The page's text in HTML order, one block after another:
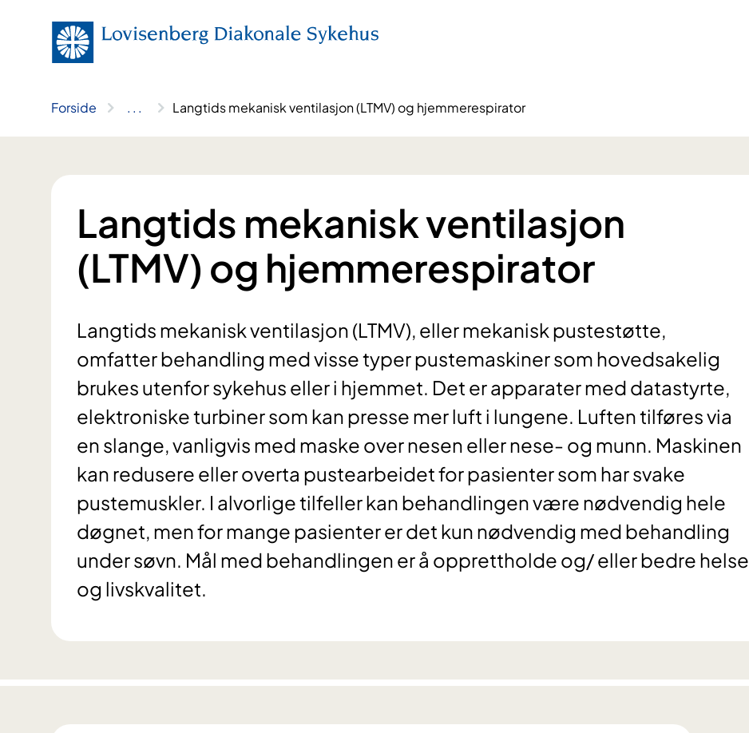
Forside .. . Langtids mekanisk ventilasjon (LTMV) og hjemmerespirator
Langtids mekanisk ventilasjon
(LTMV) og hjemmerespirator
Langtids mekanisk ventilasjon (LTMV), eller mekanisk pustestøtte,
omfatter behandling med visse typer pustemaskiner som hovedsakelig
brukes utenfor sykehus eller i hjemmet. Det er apparater med datastyrte,
elektroniske turbiner som kan presse mer luft i lungene. Luften tilføres via
en slange, vanligvis med maske over nesen eller nese- og munn. Maskinen
kan redusere eller overta pustearbeidet for pasienter som har svake
pustemuskler. I alvorlige tilfeller kan behandlingen være nødvendig hele
døgnet, men for mange pasienter er det kun nødvendig med behandling
under søvn. Mål med behandlingen er å opprettholde og/ eller bedre helse
og livskvalitet.